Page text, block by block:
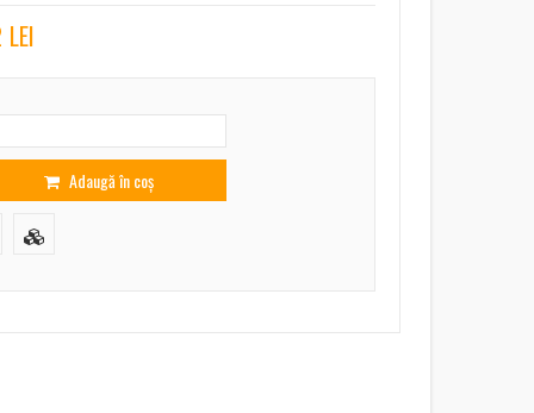
LEI
Adaugă în coș